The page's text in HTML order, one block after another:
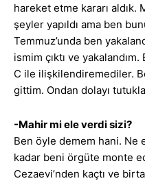
hareket etme kararı aldık.
şeyler yapıldı ama ben
Temmuz’unda ben
ismim çıktı ve
C ile ilişkilendiremediler.
gittim. Ondan dolayı
-Mahir mi ele verdi sizi?
Ben öyle demem hani. Ne
kadar beni örgüte monte
Cezaevi’nden kaçtı ve